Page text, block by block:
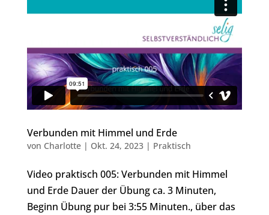
Verbunden mit Himmel und Erde
von Charlotte| Okt. 24, 2023| Praktisch
Video praktisch 005: Verbunden mit Himmel
und Erde Dauer der Übung ca. 3 Minuten,
Beginn Übung pur bei 3:55 Minuten., über das